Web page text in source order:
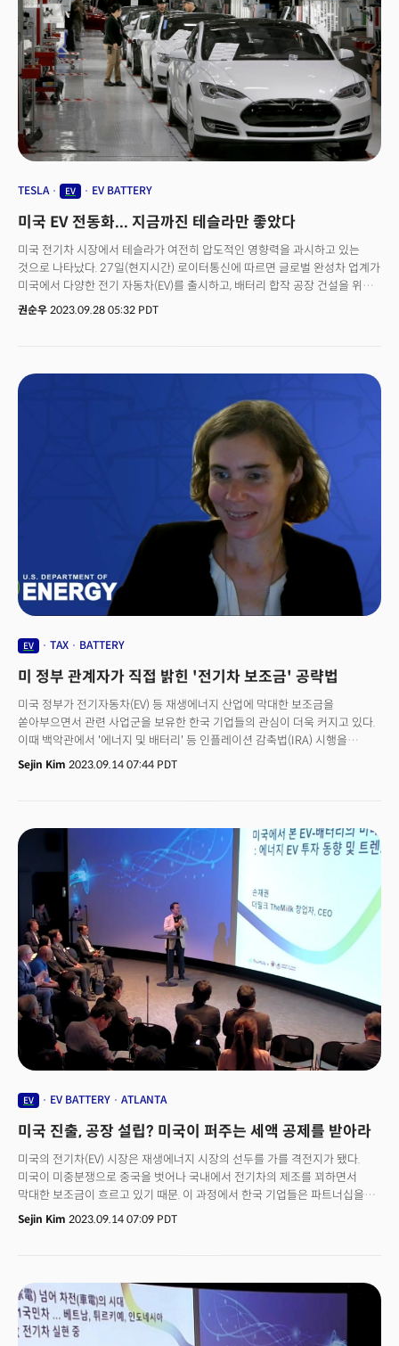
인간의 통찰력을 결합, 고객이 플랫폼과 장소를 자유롭게 넘나들면서 원하는
상품을 발견하고, 여기서 얻은 영감을 통해 기대치에 부응하는 방법을
제시한다. 특히 생성 AI 열풍이 오프라인은 월마트, 온라인은 아마존으로
양분됐던 유통 시장의 미래를 어떻게 바꾸어 놓을지에 대한 인사이트도
들어볼 수 있을 것으로 예상된다. 킨지 패브리지오 CTA 수석 부사장은
"월마트는 고객과 파트너사에게 최적의 결과를 가져올 수 있는 기술의 경계를
넓히기 위해 민첩하면서도 창의적인 도전을 해왔다"며 CES 기조연설 무대에
초청한 이유를 언급했다. 그는 "기조연설에서 더그 CEO는 월마트가 소매,
유통의 미래와 이를 가능하게 만드는 방식에 대해 매력적인 이야기를 풀어낼
문화를 어떻게 개선할 지에 대한 인사이트를 제시할 것으로 기대된다"라고
TESLA EV EV BATTERY
미국 EV 전동화... 지금까진 테슬라만 좋았다
미국 전기차 시장에서 테슬라가 여전히 압도적인 영향력을 과시하고 있는
것으로 나타났다. 27일(현지시간) 로이터통신에 따르면 글로벌 완성차 업계가
미국에서 다양한 전기 자동차(EV)를 출시하고, 배터리 합작 공장 건설을 위해
수십억 달러를 쏟아붓고 있지만, 판매량 부문에서 테슬라를 추격하는데
따르면, 테슬라는 올 상반기 동안 19개 경쟁업체와 비교해 10배 이상 많은
차를 판매한 것으로 나타났다. 테슬라의 1월부터 6월까지 미국 내 EV 판매는
32만 5291대를 기록했다. 볼트 EV를 보유한 제너럴모터스(GM)의 쉐보레
브랜드는 3만 4943대를 기록, 2위를 차지했다. 포드, 현대, 리비안(RIVN) 등이
뒤를 이었다. 차종별로는 테슬라의 4개 모델이 모두 상위 12위 안에 포함됐다.
모델 Y와 모델 3가 각각 20만 대와 16만 대의 판매량을 기록하며 1, 2위를
차지했다. 반면 볼트는 3만 5000대, 포드의 머스탱 마하 E는 1만 3600대가
판매된 것으로 조사됐다. 일반적인 완성차 조립 공장이 80% 이상 가동이
이뤄져야 수익을 낼 수 있는 규모인데, 이에 미치지 못했다고 로이터는
분석했다. 현재 미국의 EV 판매 비중은 빠르게 늘고 있다. 전미 자동차 혁신
연합이 집계한 데이터에 따르면 플러그인 하이브리드와 연료 전지 차량을
포함한 전기차 판매량은 2023년 상반기 미국 시장의 8.9%를 차지했다. 이는
전년 동기 대비 2.6% 포인트 증가한 수치다.
권순우 2023.09.28 05:32 PDT
EV TAX BATTERY
미 정부 관계자가 직접 밝힌 '전기차 보조금' 공략법
미국 정부가 전기자동차(EV) 등 재생에너지 산업에 막대한 보조금을
쏟아부으면서 관련 사업군을 보유한 한국 기업들의 관심이 더욱 커지고 있다.
이때 백악관에서 '에너지 및 배터리' 등 인플레이션 감축법(IRA) 시행을
담당하는 부국장이 직접 미국 정부의 시각과 선발 기준을 언급했다. 엘키
허드슨 백악관 정책기술부국장은 지난 13일(현지시각)
이니셔티브를 소개했다. 그는 미국 진출 기업의 핵심으로 꼽히는 보조금 지급
업무를 미국 에너지부와 진행하고 있다. 부서에는 전문 연구인력 등 100여
명이 근무하고 있으며 재무부와도 긴밀히 협력 중이다. 그가 밝힌 보조금
원칙은 부품부터 국내 생산, 고용창출이다. 기업들이 봐야 할 중요 항목으로는
세액공제 항목 섹션 45X과 섹션 48C 등을 언급했다.
Sejin Kim 2023.09.14 07:44 PDT
EV EV BATTERY ATLANTA
미국 진출, 공장 설립? 미국이 퍼주는 세액 공제를 받아라
미국의 전기차(EV) 시장은 재생에너지 시장의 선두를 가를 격전지가 됐다.
미국이 미중분쟁으로 중국을 벗어나 국내에서 전기차의 제조를 꾀하면서
막대한 보조금이 흐르고 있기 때문. 이 과정에서 한국 기업들은 파트너십을
통해 미국 전역에 전기차(EV)와 배터리 생산시설을 건설, 공급망을 선점하려
한다. 한국 기업 입장에서 바야흐로 새로운 시장이 열린 셈이다. 이에
생태계가 빠르게 형성되고 있는 미국 애틀랜타에서 '미국 신재생 에너지 동향'
세미나를 개최했다. 행사 현장에는 업계 및 정부 관계자, 일반인 등 50여 명이,
웨비나에는 210명이 등록해 성황리를 이뤘다. 미국의 기업 지원 정책과
재생에너지 재활용 관련 기술을 고루 조망해 호응을 얻었다.
Sejin Kim 2023.09.14 07:09 PDT